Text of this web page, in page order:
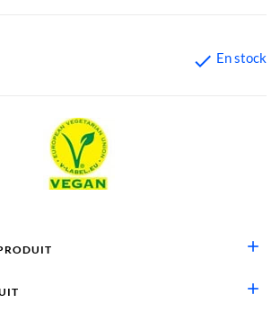
 En stock
add
add